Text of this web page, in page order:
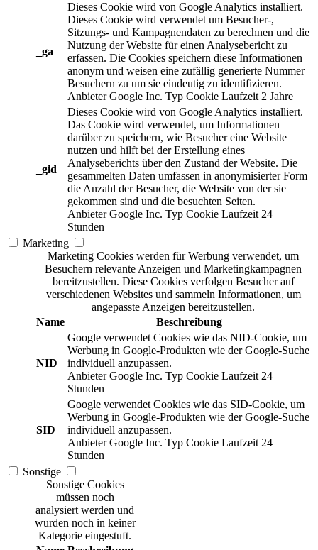
_ga
Dieses Cookie wird von Google Analytics installiert.
Dieses Cookie wird verwendet um Besucher-,
Sitzungs- und Kampagnendaten zu berechnen und die
Nutzung der Website für einen Analysebericht zu
erfassen. Die Cookies speichern diese Informationen
anonym und weisen eine zufällig generierte Nummer
Besuchern zu um sie eindeutig zu identifizieren.
Anbieter Google Inc. Typ Cookie Laufzeit 2 Jahre
_gid
Dieses Cookie wird von Google Analytics installiert.
Das Cookie wird verwendet, um Informationen
darüber zu speichern, wie Besucher eine Website
nutzen und hilft bei der Erstellung eines
Analyseberichts über den Zustand der Website. Die
gesammelten Daten umfassen in anonymisierter Form
die Anzahl der Besucher, die Website von der sie
gekommen sind und die besuchten Seiten.
Anbieter Google Inc. Typ Cookie Laufzeit 24
Stunden
Marketing
Marketing Cookies werden für Werbung verwendet, um
Besuchern relevante Anzeigen und Marketingkampagnen
bereitzustellen. Diese Cookies verfolgen Besucher auf
verschiedenen Websites und sammeln Informationen, um
angepasste Anzeigen bereitzustellen.
Name
Beschreibung
NID
Google verwendet Cookies wie das NID-Cookie, um
Werbung in Google-Produkten wie der Google-Suche
individuell anzupassen.
Anbieter Google Inc. Typ Cookie Laufzeit 24
Stunden
SID
Google verwendet Cookies wie das SID-Cookie, um
Werbung in Google-Produkten wie der Google-Suche
individuell anzupassen.
Anbieter Google Inc. Typ Cookie Laufzeit 24
Stunden
Sonstige
Sonstige Cookies
müssen noch
analysiert werden und
wurden noch in keiner
Kategorie eingestuft.